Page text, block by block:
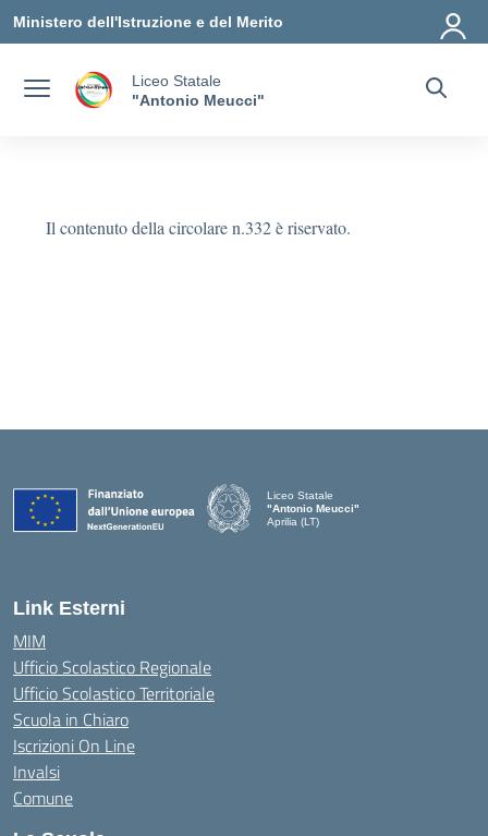
Vai ai contenuti
Vai al menu di navigazione
Vai al footer
Ministero dell'Istruzione e del Merito
Liceo Statale
"Antonio Meucci"
Il contenuto della circolare n.332 è riservato.
Liceo Statale
"Antonio Meucci"
Aprilia (LT)
Link Esterni
MIM
Ufficio Scolastico Regionale
Ufficio Scolastico Territoriale
Scuola in Chiaro
Iscrizioni On Line
Invalsi
Comune